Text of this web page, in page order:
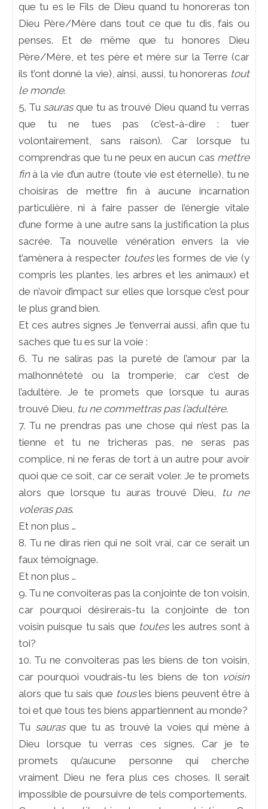
que tu es le Fils de Dieu quand tu honoreras ton
Dieu Père/Mère dans tout ce que tu dis, fais ou
penses. Et de même que tu honores Dieu
Père/Mère, et tes père et mère sur la Terre (car
ils t’ont donné la vie), ainsi, aussi, tu honoreras tout
le monde.
5. Tu saurasque tu as trouvé Dieu quand tu verras
que tu ne tues pas (c’est-à-dire : tuer
volontairement, sans raison). Car lorsque tu
comprendras que tu ne peux en aucun cas mettre
finà la vie d’un autre (toute vie est éternelle), tu ne
choisiras de mettre fin à aucune incarnation
particulière, ni à faire passer de l’énergie vitale
d’une forme à une autre sans la justification la plus
sacrée. Ta nouvelle vénération envers la vie
t’amènera à respecter toutesles formes de vie (y
compris les plantes, les arbres et les animaux) et
de n’avoir d’impact sur elles que lorsque c’est pour
le plus grand bien.
Et ces autres signes Je t’enverrai aussi, afin que tu
saches que tu es sur la voie :
6. Tu ne saliras pas la pureté de l’amour par la
malhonnêteté ou la tromperie, car c’est de
l’adultère. Je te promets que lorsque tu auras
trouvé Dieu, tu ne commettras pas l’adultère.
7. Tu ne prendras pas une chose qui n’est pas la
tienne et tu ne tricheras pas, ne seras pas
complice, ni ne feras de tort à un autre pour avoir
quoi que ce soit, car ce serait voler. Je te promets
alors que lorsque tu auras trouvé Dieu, tu ne
voleras pas.
Et non plus …
8. Tu ne diras rien qui ne soit vrai, car ce serait un
faux témoignage.
Et non plus …
9. Tu ne convoiteras pas la conjointe de ton voisin,
car pourquoi désirerais-tu la conjointe de ton
voisin puisque tu sais que toutesles autres sont à
toi?
10. Tu ne convoiteras pas les biens de ton voisin,
car pourquoi voudrais-tu les biens de ton voisin
alors que tu sais que tousles biens peuvent être à
toi et que tous tes biens appartiennent au monde?
Tu saurasque tu as trouvé la voies qui mène à
Dieu lorsque tu verras ces signes. Car je te
promets qu’aucune personne qui cherche
vraiment Dieu ne fera plus ces choses. Il serait
impossible de poursuivre de tels comportements.